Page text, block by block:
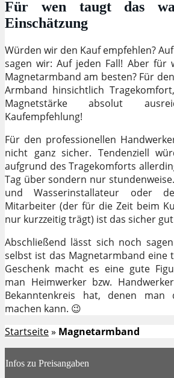
Für wen taugt das
Einschätzung
Würden wir den Kauf empfehlen?
sagen wir: Auf jeden Fall! Aber für
Magnetarmband am besten? Für
Armband hinsichtlich
Magnetstärke absolut
Kaufempfehlung!
Für den professionellen
nicht ganz sicher. Tendenziell
aufgrund des Tragekomforts
Tag über sondern nur
und Wasserinstallateur oder
Mitarbeiter (der für die Zeit beim
nur kurzzeitig trägt) ist das sicher
Abschließend lässt sich noch
selbst ist das Magnetarmband eine
Geschenk macht es eine gute
man Heimwerker bzw.
Bekanntenkreis hat, denen man
machen kann. 😉
Startseite» Magnetarmband
Infos zu Preisangaben